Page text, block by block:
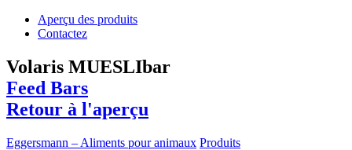
Aperçu des produits
Contactez
Volaris MUESLIbar
Feed Bars
Retour à l'aperçu
Eggersmann – Aliments pour animaux Produits